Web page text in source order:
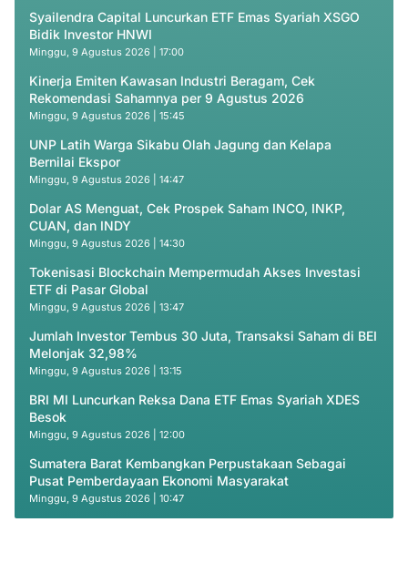
Syailendra Capital Luncurkan ETF Emas Syariah XSGO
Bidik Investor HNWI
Minggu, 9 Agustus 2026 | 17:00
Kinerja Emiten Kawasan Industri Beragam, Cek
Rekomendasi Sahamnya per 9 Agustus 2026
Minggu, 9 Agustus 2026 | 15:45
UNP Latih Warga Sikabu Olah Jagung dan Kelapa
Bernilai Ekspor
Minggu, 9 Agustus 2026 | 14:47
Dolar AS Menguat, Cek Prospek Saham INCO, INKP,
CUAN, dan INDY
Minggu, 9 Agustus 2026 | 14:30
Tokenisasi Blockchain Mempermudah Akses Investasi
ETF di Pasar Global
Minggu, 9 Agustus 2026 | 13:47
Jumlah Investor Tembus 30 Juta, Transaksi Saham di BEI
Melonjak 32,98%
Minggu, 9 Agustus 2026 | 13:15
BRI MI Luncurkan Reksa Dana ETF Emas Syariah XDES
Besok
Minggu, 9 Agustus 2026 | 12:00
Sumatera Barat Kembangkan Perpustakaan Sebagai
Pusat Pemberdayaan Ekonomi Masyarakat
Minggu, 9 Agustus 2026 | 10:47